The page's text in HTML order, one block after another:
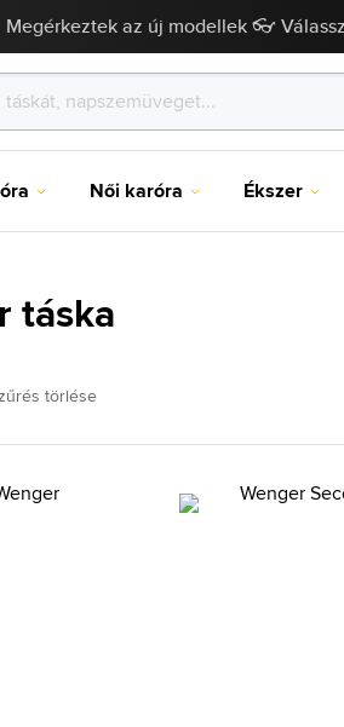
Megérkeztek az új modellek 👓
Női karóra Ékszer
táska
törlése